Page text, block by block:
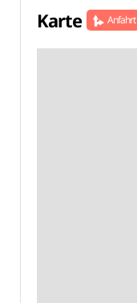
Karte Anfahrt